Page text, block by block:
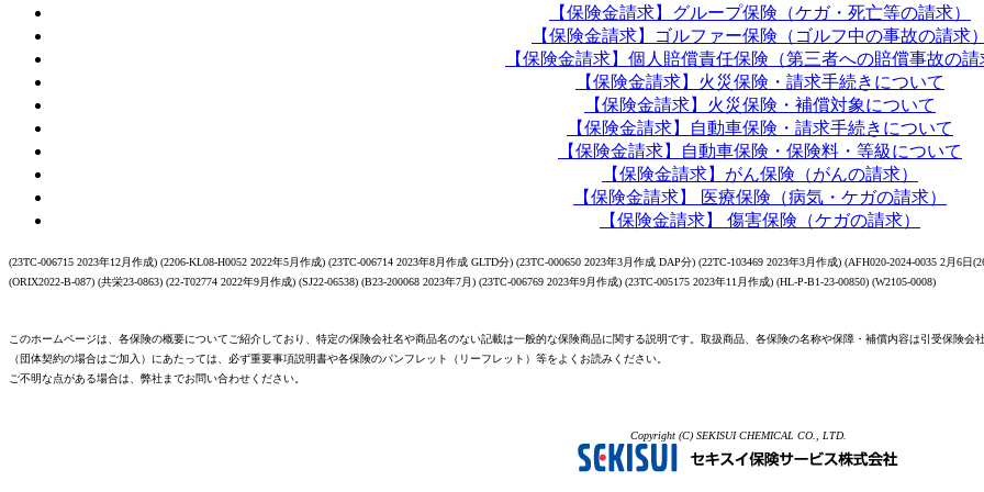
【保険金請求】グループ保険（ケガ・死亡等の請求）
【保険金請求】ゴルファー保険（ゴルフ中の事故の請求）
【保険金請求】個人賠償責任保険（第三者への賠償事故の請
【保険金請求】火災保険・請求手続きについて
【保険金請求】火災保険・補償対象について
【保険金請求】自動車保険・請求手続きについて
【保険金請求】自動車保険・保険料・等級について
【保険金請求】がん保険（がんの請求）
【保険金請求】 医療保険（病気・ケガの請求）
【保険金請求】 傷害保険（ケガの請求）
(23TC-006715 2023年12月作成) (2206-KL08-H0052 2022年5月作成) (23TC-006714 2023年8月作成 GLTD分) (23TC-000650 2023年3月作成 DAP分) (22TC-103469 2023年3月作成) (AFH020-2024-0035 2月6日
(ORIX2022-B-087) (共栄23-0863) (22-T02774 2022年9月作成) (SJ22-06538) (B23-200068 2023年7月) (23TC-006769 2023年9月作成) (23TC-005175 2023年11月作成) (HL-P-B1-23-00850) (W2105-0008)
このホームページは、各保険の概要についてご紹介しており、特定の保険会社名や商品名のない記載は一般的な保険商品に関する説明です。取扱商品、各保険の名称や保障・補償内容は引受保険会
（団体契約の場合はご加入）にあたっては、必ず重要事項説明書や各保険のパンフレット（リーフレット）等をよくお読みください。
ご不明な点がある場合は、弊社までお問い合わせください。
Copyright (C) SEKISUI CHEMICAL CO., LTD.